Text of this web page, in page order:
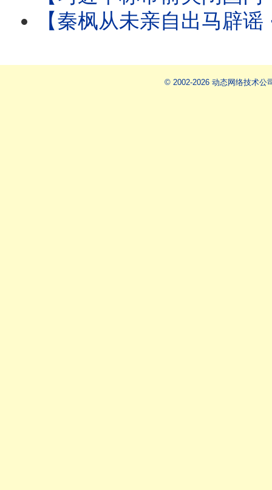
【秦枫从未亲自出马辟谣 ⋯ 辟谣论皆假借他人之手！ 】更传秦枫帐号被
© 2002-2026 动态网络技术公